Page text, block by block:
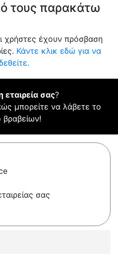
τους παρακάτω
χρήστες έχουν πρόσβαση
Κάντε κλικ εδώ για να
εταιρεία σας?
μπορείτε να λάβετε το
σας